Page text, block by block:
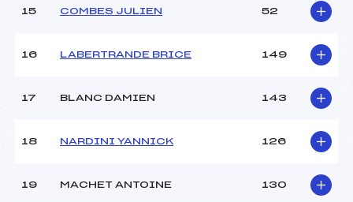
Température départ :
-6
172.9200
Catégorie :
Ben
15 COMBES JULIEN 52
16 LABERTRANDE BRICE 149
17 BLANC DAMIEN 143
18 NARDINI YANNICK 126
19 MACHET ANTOINE 130